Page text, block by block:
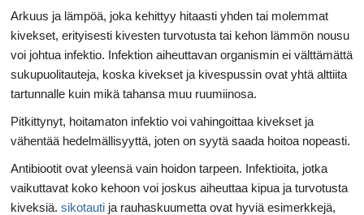
Arkuus ja lämpöä, joka kehittyy hitaasti yhden tai molemmat
kivekset, erityisesti kivesten turvotusta tai kehon lämmön nousu
voi johtua infektio. Infektion aiheuttavan organismin ei välttämättä
sukupuolitauteja, koska kivekset ja kivespussin ovat yhtä alttiita
tartunnalle kuin mikä tahansa muu ruumiinosa.
Pitkittynyt, hoitamaton infektio voi vahingoittaa kivekset ja
vähentää hedelmällisyyttä, joten on syytä saada hoitoa nopeasti.
Antibiootit ovat yleensä vain hoidon tarpeen. Infektioita, jotka
vaikuttavat koko kehoon voi joskus aiheuttaa kipua ja turvotusta
kiveksiä. sikotauti ja rauhaskuumetta ovat hyviä esimerkkejä,